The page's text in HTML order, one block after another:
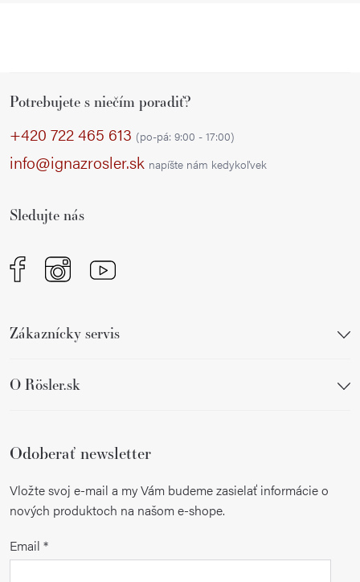
Potrebujete s niečím poradiť?
+420 722 465 613 (po-pá: 9:00 - 17:00)
info@ignazrosler.sk napíšte nám kedykoľvek
Sledujte nás
Zákaznícky servis
O Rösler.sk
Odoberať newsletter
Vložte svoj e-mail a my Vám budeme zasielať informácie o
nových produktoch na našom e-shope.
Email